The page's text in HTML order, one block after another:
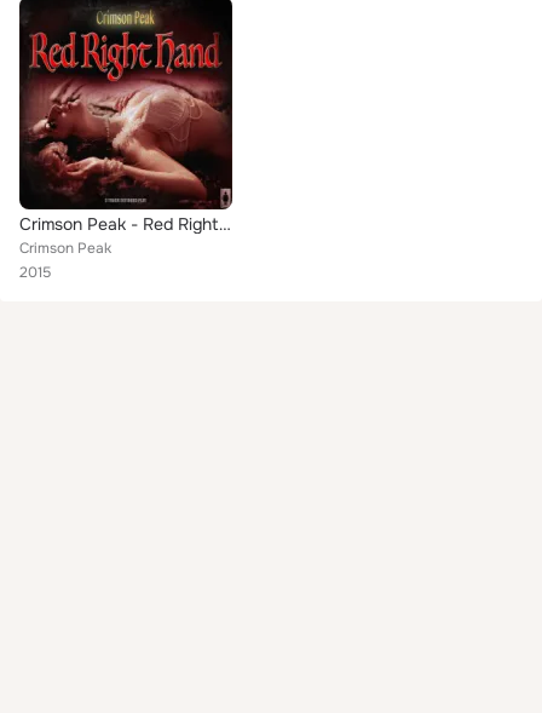
Crimson Peak - Red Right Hand
Crimson Peak
2015